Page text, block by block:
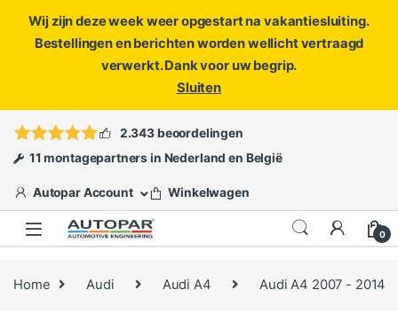
Wij zijn deze week weer opgestart na vakantiesluiting.
Bestellingen en berichten worden wellicht vertraagd
verwerkt. Dank voor uw begrip.
Sluiten
ofopen een ticket
2.343 beoordelingen
11 montagepartners in Nederland en België
Autopar Account Winkelwagen
0
Home Audi Audi A4 Audi A4 2007 - 2014